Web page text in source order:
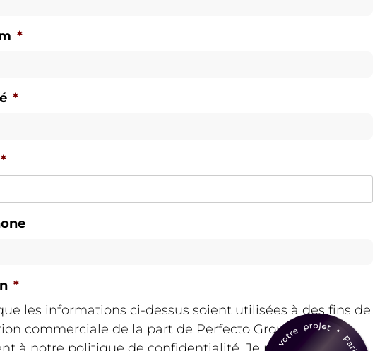
*
*
*
*
les informations ci-dessus soient utilisées à des fins de
commerciale de la part de Perfecto Groupe,